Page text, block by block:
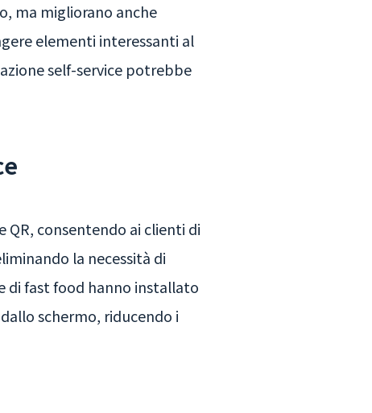
ma migliorano anche
elementi interessanti al
self-service potrebbe
consentendo ai clienti di
la necessità di
di fast food hanno installato
schermo, riducendo i